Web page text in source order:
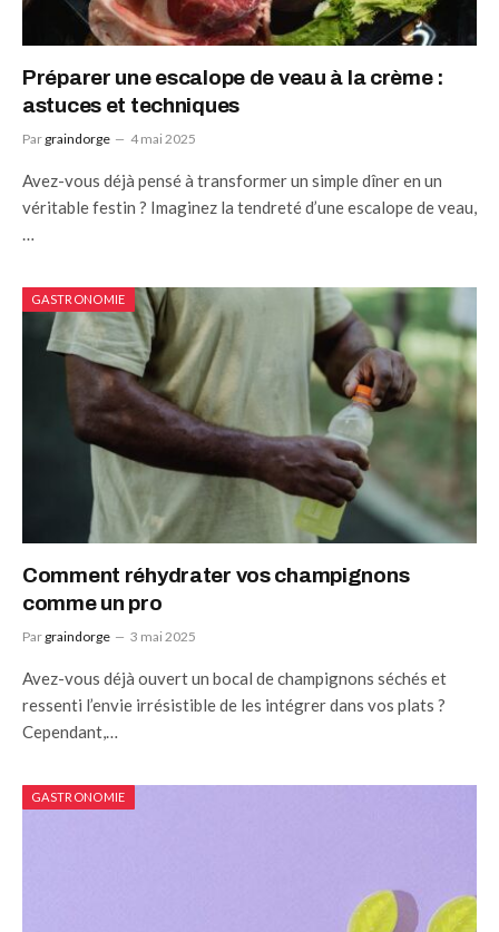
Préparer une escalope de veau à la crème :
astuces et techniques
Par graindorge 4 mai 2025
Avez-vous déjà pensé à transformer un simple dîner en un
véritable festin ? Imaginez la tendreté d’une escalope de veau,
…
GASTRONOMIE
Comment réhydrater vos champignons
comme un pro
Par graindorge 3 mai 2025
Avez-vous déjà ouvert un bocal de champignons séchés et
ressenti l’envie irrésistible de les intégrer dans vos plats ?
Cependant,…
GASTRONOMIE